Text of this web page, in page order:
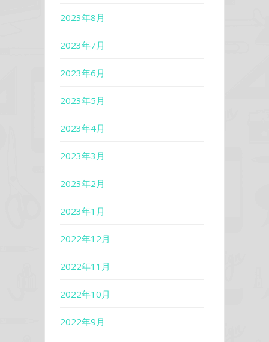
2023年8月
2023年7月
2023年6月
2023年5月
2023年4月
2023年3月
2023年2月
2023年1月
2022年12月
2022年11月
2022年10月
2022年9月